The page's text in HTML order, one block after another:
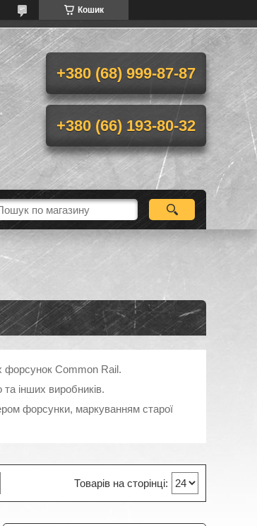
Кошик
+380 (68) 999-87-87
+380 (66) 193-80-32
форсунок Common Rail.
інших виробників.
форсунки, маркуванням старої